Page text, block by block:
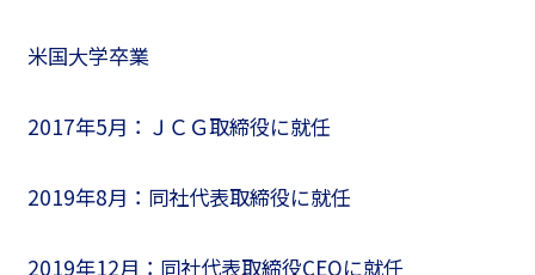
米国大学卒業
2017年5月：ＪＣＧ取締役に就任
2019年8月：同社代表取締役に就任
2019年12月：同社代表取締役CEOに就任